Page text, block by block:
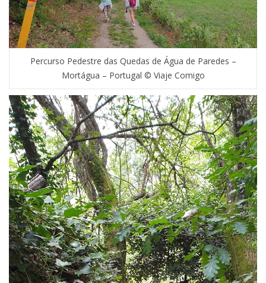
Percurso Pedestre das Quedas de Água de Paredes –
Mortágua – Portugal © Viaje Comigo